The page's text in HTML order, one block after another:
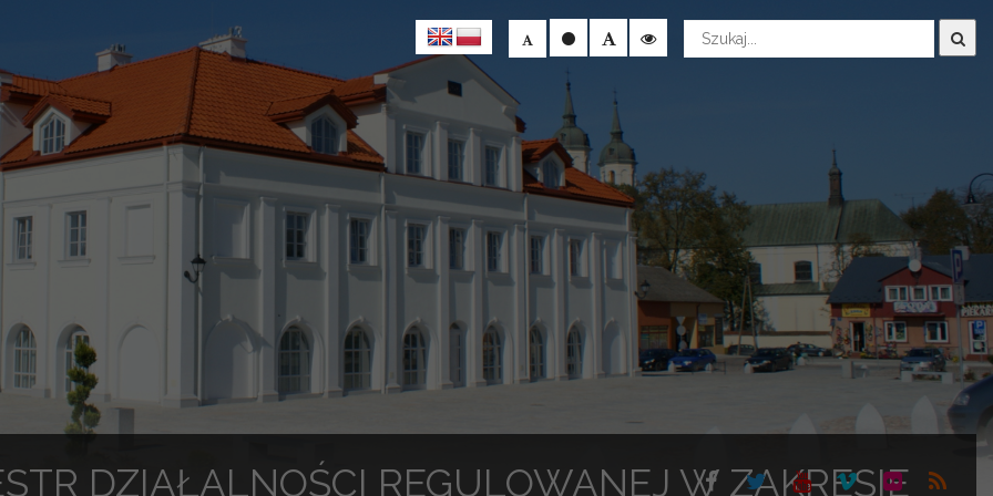
Wyszukaj
DZIAŁALNOŚCI REGULOWANEJ W ZAKRESIE